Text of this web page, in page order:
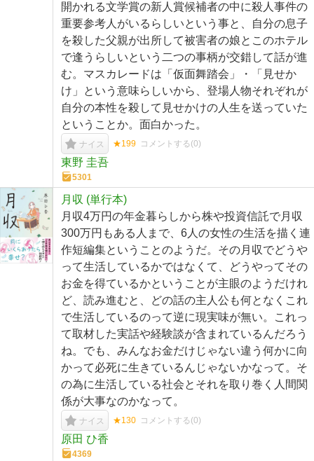
開かれる文学賞の新人賞候補者の中に殺人事件の
重要参考人がいるらしいという事と、自分の息子
を殺した父親が出所して被害者の娘とこのホテル
で逢うらしいという二つの事柄が交錯して話が進
む。マスカレードは「仮面舞踏会」・「見せか
け」という意味らしいから、登場人物それぞれが
自分の本性を殺して見せかけの人生を送っていた
ということか。面白かった。
ナイス ★199 コメントする(0)
東野 圭吾
5301
月収 (単行本)
月収4万円の年金暮らしから株や投資信託で月収
300万円もある人まで、6人の女性の生活を描く連
作短編集ということのようだ。その月収でどうや
って生活しているかではなくて、どうやってその
お金を得ているかということが主眼のようだけれ
ど、読み進むと、どの話の主人公も何となくこれ
で生活しているのって逆に現実味が無い。これっ
て取材した実話や経験談が含まれているんだろう
ね。でも、みんなお金だけじゃない違う何かに向
かって必死に生きているんじゃないかなって。そ
の為に生活している社会とそれを取り巻く人間関
係が大事なのかなって。
ナイス ★130 コメントする(0)
原田 ひ香
4369